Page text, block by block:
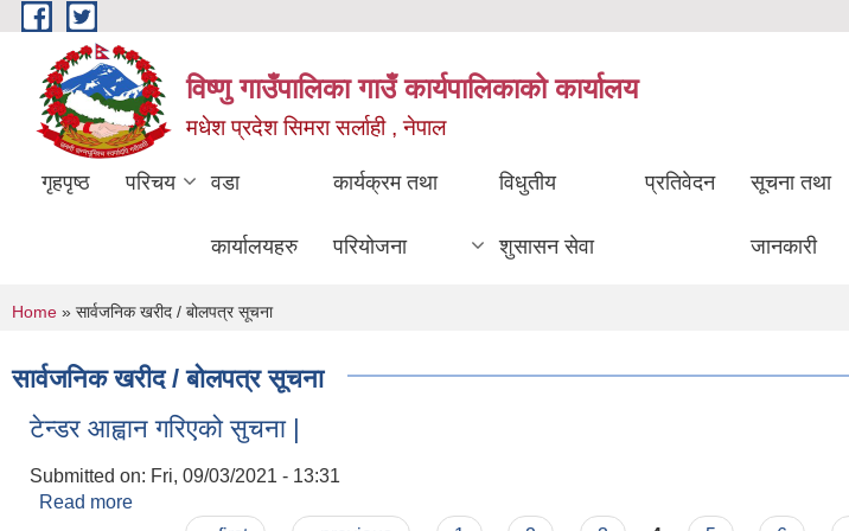
Skip to main content
विष्णु गाउँपालिका गाउँ कार्यपालिकाको कार्यालय
मधेश प्रदेश सिमरा सर्लाही , नेपाल
गृहपृष्ठ परिचय वडा
कार्यालयहरु
कार्यक्रम तथा
परियोजना
विधुतीय
शुसासन सेवा
प्रतिवेदन सूचना तथा
जानकारी
You are here
Home » सार्वजनिक खरीद / बोलपत्र सूचना
सार्वजनिक खरीद / बोलपत्र सूचना
टेन्डर आह्वान गरिएको सुचना |
Submitted on: Fri, 09/03/2021 - 13:31
Read more